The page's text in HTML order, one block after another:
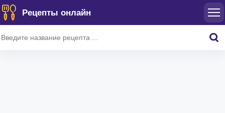
Рецепты онлайн